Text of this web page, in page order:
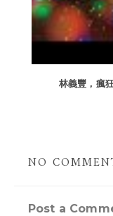
林義豐，瘋
NO
Post a